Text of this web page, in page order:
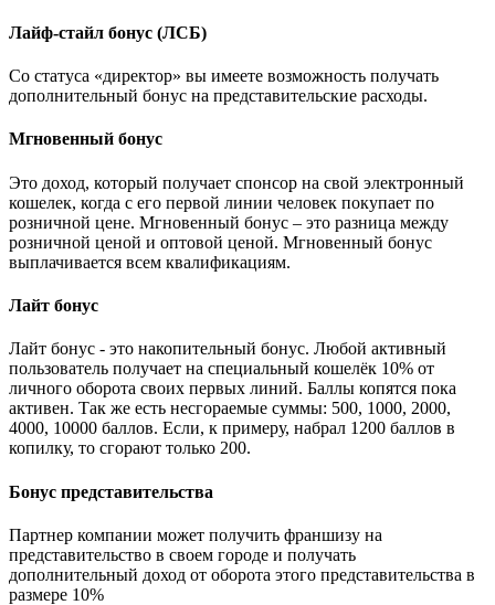
Лайф-стайл бонус (ЛСБ)
Со статуса «директор» вы имеете возможность получать
дополнительный бонус на представительские расходы.
Мгновенный бонус
Это доход, который получает спонсор на свой электронный
кошелек, когда с его первой линии человек покупает по
розничной цене. Мгновенный бонус – это разница между
розничной ценой и оптовой ценой. Мгновенный бонус
выплачивается всем квалификациям.
Лайт бонус
Лайт бонус - это накопительный бонус. Любой активный
пользователь получает на специальный кошелёк 10% от
личного оборота своих первых линий. Баллы копятся пока
активен. Так же есть несгораемые суммы: 500, 1000, 2000,
4000, 10000 баллов. Если, к примеру, набрал 1200 баллов в
копилку, то сгорают только 200.
Бонус представительства
Партнер компании может получить франшизу на
представительство в своем городе и получать
дополнительный доход от оборота этого представительства в
размере 10%